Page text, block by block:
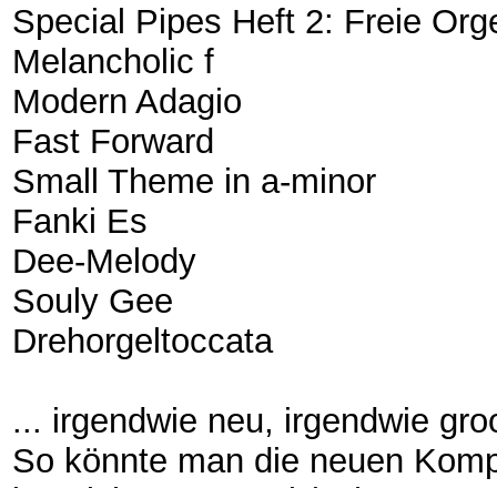
Special Pipes Heft 2: Freie
Melancholic f
Modern Adagio
Fast Forward
Small Theme in a-minor
Fanki Es
Dee-Melody
Souly Gee
Drehorgeltoccata
... irgendwie neu, irgendwie
So könnte man die neuen